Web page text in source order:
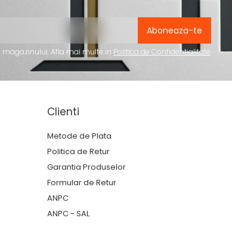
Afla mai multe in Politica de Confidentialitate
Clienti
Metode de Plata
Politica de Retur
Garantia Produselor
Formular de Retur
ANPC
ANPC - SAL